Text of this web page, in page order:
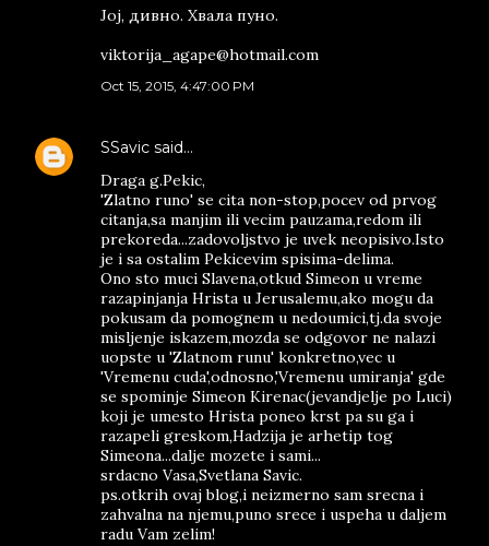
Јој, дивно. Хвала пуно.
viktorija_agape@hotmail.com
Oct 15, 2015, 4:47:00 PM
SSavic said…
Draga g.Pekic,
'Zlatno runo' se cita non-stop,pocev od prvog
citanja,sa manjim ili vecim pauzama,redom ili
prekoreda...zadovoljstvo je uvek neopisivo.Isto
je i sa ostalim Pekicevim spisima-delima.
Ono sto muci Slavena,otkud Simeon u vreme
razapinjanja Hrista u Jerusalemu,ako mogu da
pokusam da pomognem u nedoumici,tj.da svoje
misljenje iskazem,mozda se odgovor ne nalazi
uopste u 'Zlatnom runu' konkretno,vec u
'Vremenu cuda',odnosno,'Vremenu umiranja' gde
se spominje Simeon Kirenac(jevandjelje po Luci)
koji je umesto Hrista poneo krst pa su ga i
razapeli greskom,Hadzija je arhetip tog
Simeona...dalje mozete i sami...
srdacno Vasa,Svetlana Savic.
ps.otkrih ovaj blog,i neizmerno sam srecna i
zahvalna na njemu,puno srece i uspeha u daljem
radu Vam zelim!